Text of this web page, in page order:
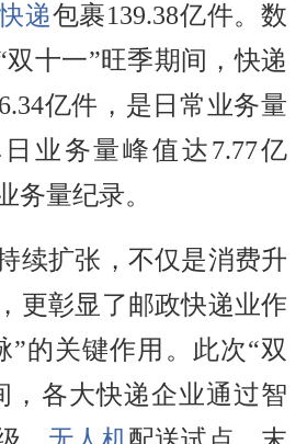
递包裹139.38亿件。数
十一”旺季期间，快递
亿件，是日常业务量
日业务量峰值达7.77亿
务量纪录。
续扩张，不仅是消费升
更彰显了邮政快递业作
”的关键作用。此次“双
，各大快递企业通过智